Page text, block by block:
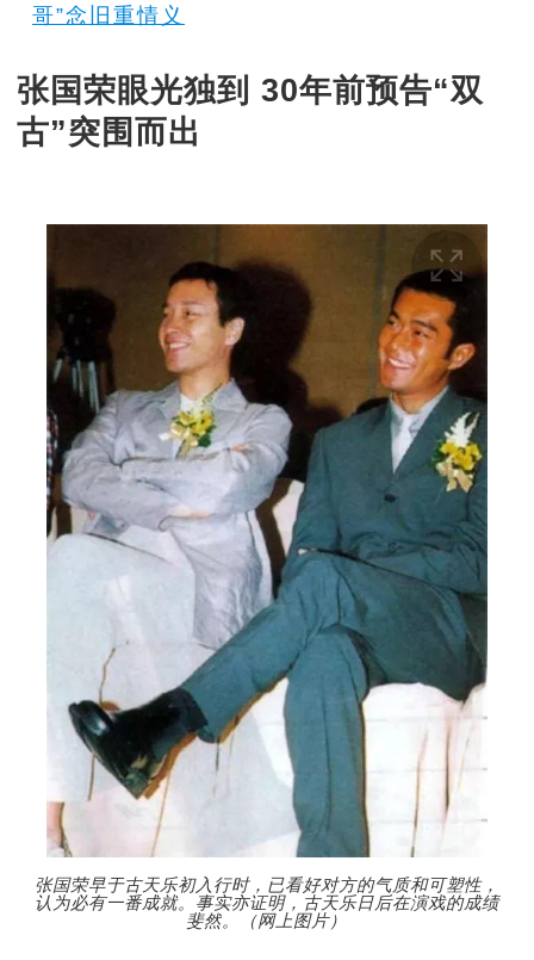
哥”念旧重情义
张国荣眼光独到 30年前预告“双
古”突围而出
张国荣早于古天乐初入行时，已看好对方的气质和可塑性，
认为必有一番成就。事实亦证明，古天乐日后在演戏的成绩
斐然。（网上图片）